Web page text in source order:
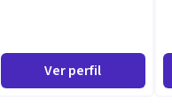
Ver perfil